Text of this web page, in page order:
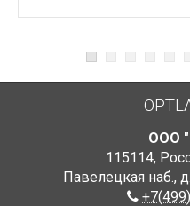
ООО
115114,
Павелецкая наб.,